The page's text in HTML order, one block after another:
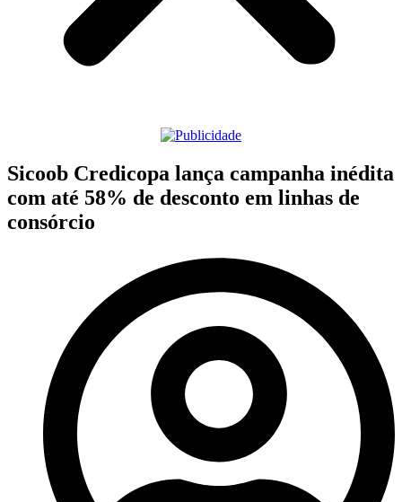
Sicoob Credicopa lança campanha inédita
com até 58% de desconto em linhas de
consórcio